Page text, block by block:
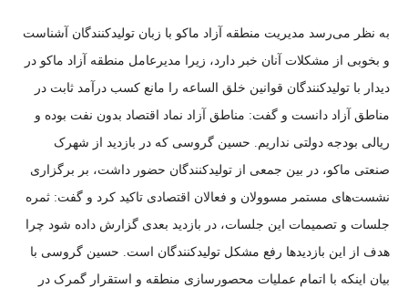
به نظر می‌رسد مدیریت منطقه آزاد ماکو با زبان تولیدکنندگان آشناست
و بخوبی از مشکلات آنان خبر دارد، زیرا مدیرعامل منطقه آزاد ماکو در
دیدار با تولیدکنندگان قوانین خلق الساعه را مانع کسب درآمد ثابت در
مناطق آزاد دانست و گفت: مناطق آزاد نماد اقتصاد بدون نفت بوده و
ریالی بودجه دولتی نداریم. حسین گروسی که در بازدید از شهرک
صنعتی ماکو، در بین جمعی از تولیدکنندگان حضور داشت، بر برگزاری
نشست‌های مستمر مسوولان و فعالان اقتصادی تاکید کرد و گفت: ثمره
جلسات و تصمیمات این جلسات، در بازدید بعدی گزارش داده شود چرا
هدف از این بازدید‌ها رفع مشکل تولیدکنندگان است. حسین گروسی با
بیان اینکه با اتمام عملیات محصورسازی منطقه و استقرار گمرک در